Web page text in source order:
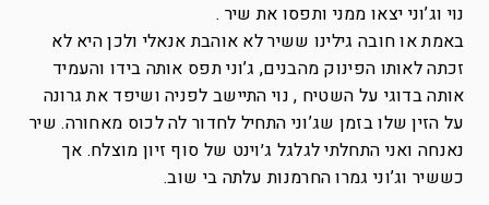
נוי וג’וני יצאו ממני ותפסו את שיר .
באמת או חובה גילינו ששיר לא אוהבת אנאלי ולכן היא לא
זכתה לאותו הפינוק מהבנים, ג’וני תפס אותה בידו והעמיד
אותה בדוגי על השטיח , נוי התיישב לפניה ושיפד את גרונה
על הזין שלו בזמן שג’וני התחיל לחדור לה לכוס מאחורה. שיר
נאנחה ואני התחלתי לגלגל ג׳וינט של סוף זיון מוצלח. אך
כששיר וג’וני גמרו החרמנות עלתה בי שוב.